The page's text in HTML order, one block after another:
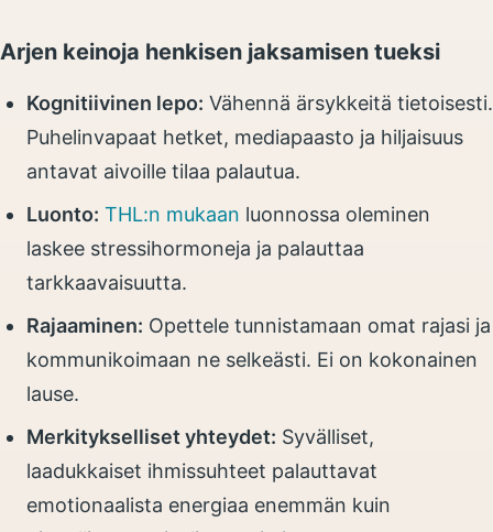
Arjen keinoja henkisen jaksamisen tueksi
Kognitiivinen lepo: Vähennä ärsykkeitä tietoisesti.
Puhelinvapaat hetket, mediapaasto ja hiljaisuus
antavat aivoille tilaa palautua.
Luonto: THL:n mukaan luonnossa oleminen
laskee stressihormoneja ja palauttaa
tarkkaavaisuutta.
Rajaaminen: Opettele tunnistamaan omat rajasi ja
kommunikoimaan ne selkeästi. Ei on kokonainen
lause.
Merkitykselliset yhteydet: Syvälliset,
laadukkaiset ihmissuhteet palauttavat
emotionaalista energiaa enemmän kuin